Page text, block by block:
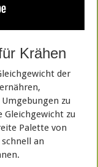
Krähen
der
zu
Gleichgewicht zu
Palette von
an